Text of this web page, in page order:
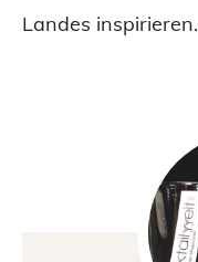
Landes inspirieren.